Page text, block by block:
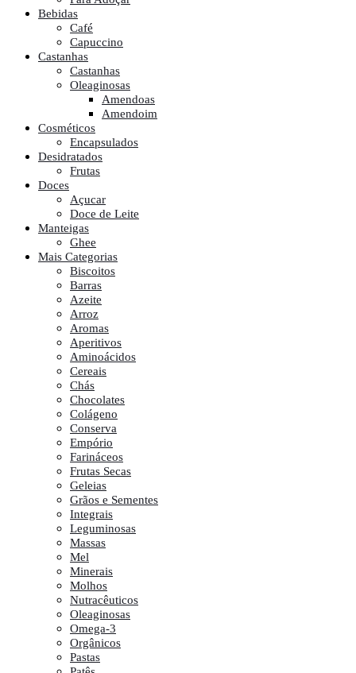
Bebidas
Café
Capuccino
Castanhas
Castanhas
Oleaginosas
Amendoas
Amendoim
Cosméticos
Encapsulados
Desidratados
Frutas
Doces
Açucar
Doce de Leite
Manteigas
Ghee
Mais Categorias
Biscoitos
Barras
Azeite
Arroz
Aromas
Aperitivos
Aminoácidos
Cereais
Chás
Chocolates
Colágeno
Conserva
Empório
Farináceos
Frutas Secas
Geleias
Grãos e Sementes
Integrais
Leguminosas
Massas
Mel
Minerais
Molhos
Nutracêuticos
Oleaginosas
Omega-3
Orgânicos
Pastas